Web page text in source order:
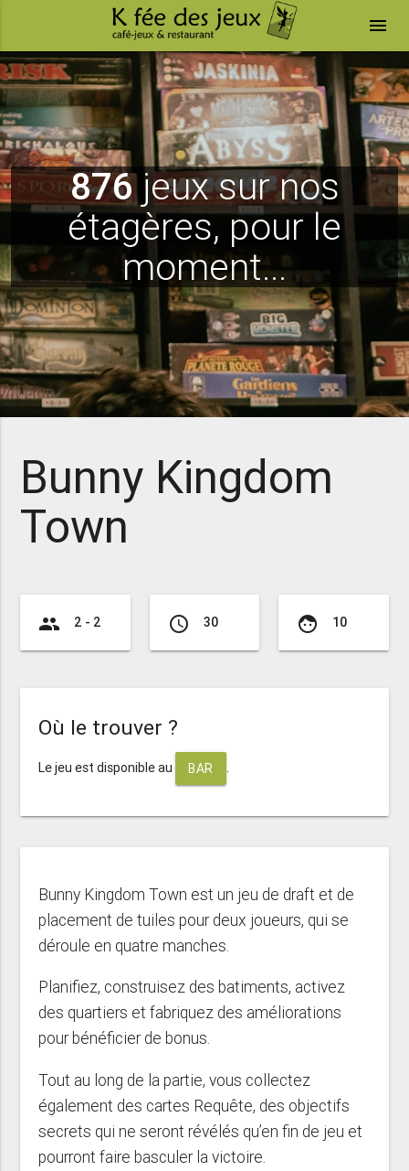
menu
876jeux sur nos
étagères, pour le
moment...
Bunny Kingdom
Town
group 2 - 2 access_time 30 face 10
Où le trouver ?
Le jeu est disponible au BAR .
Bunny Kingdom Town est un jeu de draft et de
placement de tuiles pour deux joueurs, qui se
déroule en quatre manches.
Planifiez, construisez des batiments, activez
des quartiers et fabriquez des améliorations
pour bénéficier de bonus.
Tout au long de la partie, vous collectez
également des cartes Requête, des objectifs
secrets qui ne seront révélés qu’en fin de jeu et
pourront faire basculer la victoire.